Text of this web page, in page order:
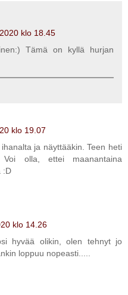
klo 18.45
Tämä on kyllä hurjan
klo 19.07
ja näyttääkin. Teen heti
Voi olla, ettei maanantaina
:D
klo 14.26
hyvää olikin, olen tehnyt jo
loppuu nopeasti.....